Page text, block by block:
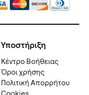
Υποστήριξη
Kέντρο Βοήθειας
Όροι χρήσης
Πολιτική Απορρήτου